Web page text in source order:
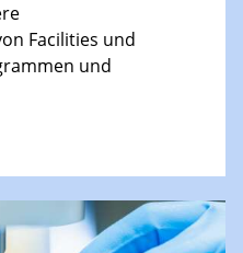
Facilities und
und